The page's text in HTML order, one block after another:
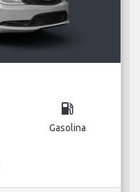
local_gas_station
Gasolina